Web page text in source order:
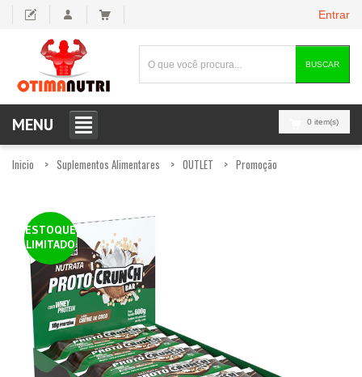
Entrar
BUSCAR
0 item(s)
MENU
Inicio Suplementos Alimentares OUTLET Promoção
ESTOQUE
LIMITADO